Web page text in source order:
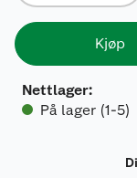
Kjøp
Nettlager:
På lager (1-5)